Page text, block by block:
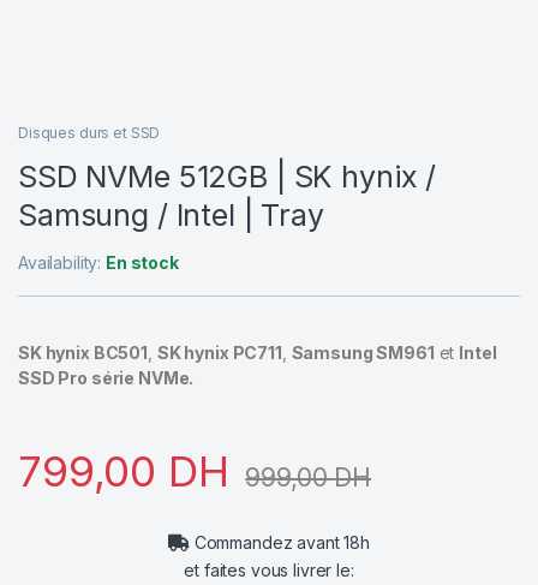
Disques durs et SSD
SSD NVMe 512GB | SK hynix /
Samsung / Intel | Tray
Availability: En stock
SK hynix BC501 SK hynix PC711 Samsung SM961 et Intel
SSD Pro série NVMe.
799,00 DH 999,00DH
Commandez avant 18h
et faites vous livrer le: